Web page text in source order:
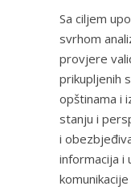
Sa ciljem
svrhom
provjere
prikupljenih
opštinama i
stanju i
i
informacija i